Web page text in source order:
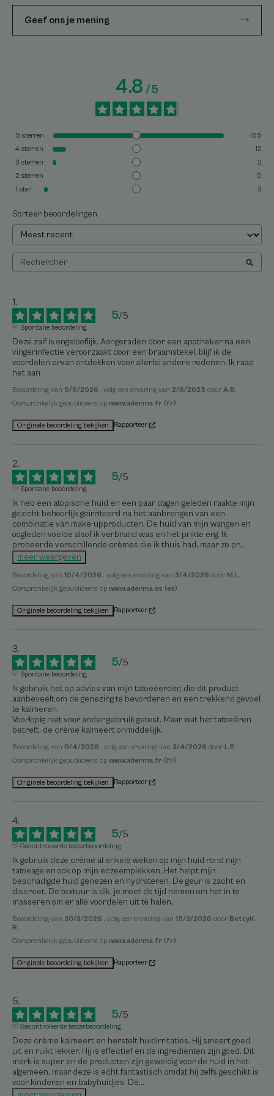
Geef ons je mening
4.8/5
5 sterren
165
4 sterren
12
3 sterren
2
2 sterren
0
1 ster 3
Sorteer beoordelingen
5/5
Spontane beoordeling
Deze zalf is ongelooflijk. Aangeraden door een apotheker na een
vingerinfectie veroorzaakt door een braamstekel, blijf ik de
voordelen ervan ontdekken voor allerlei andere redenen. Ik raad
het aan
Beoordeling van 9/6/2026 , volg een ervaring van 2/6/2025 door A.B.
Oorspronkelijk gepubliceerd op www.aderma.fr (fr)
Originele beoordeling bekijken Rapporteer
5/5
Spontane beoordeling
Ik heb een atopische huid en een paar dagen geleden raakte mijn
gezicht behoorlijk geïrriteerd na het aanbrengen van een
combinatie van make-upproducten. De huid van mijn wangen en
oogleden voelde alsof ik verbrand was en het prikte erg. Ik
probeerde verschillende crèmes die ik thuis had, maar ze pr...
meer weergeven
Beoordeling van 10/4/2026 , volg een ervaring van 3/4/2026 door M.L.
Oorspronkelijk gepubliceerd op www.aderma.es (es)
Originele beoordeling bekijken Rapporteer
5/5
Spontane beoordeling
Ik gebruik het op advies van mijn tatoeëerder, die dit product
aanbeveelt om de genezing te bevorderen en een trekkend gevoel
te kalmeren.
Voorlopig niet voor ander gebruik getest. Maar wat het tatoeëren
betreft, de crème kalmeert onmiddellijk.
Beoordeling van 9/4/2026 , volg een ervaring van 3/4/2026 door L.E.
Oorspronkelijk gepubliceerd op www.aderma.fr (fr)
Originele beoordeling bekijken Rapporteer
5/5
Gecontroleerde testerbeoordeling
Ik gebruik deze crème al enkele weken op mijn huid rond mijn
tatoeage en ook op mijn eczeemplekken. Het helpt mijn
beschadigde huid genezen en hydrateren. De geur is zacht en
discreet. De textuur is dik, je moet de tijd nemen om het in te
masseren om er alle voordelen uit te halen.
Beoordeling van 30/3/2026 , volg een ervaring van 15/3/2026 door BettyK
R.
Oorspronkelijk gepubliceerd op www.aderma.fr (fr)
Originele beoordeling bekijken Rapporteer
5/5
Gecontroleerde testerbeoordeling
Deze crème kalmeert en herstelt huidirritaties. Hij smeert goed
uit en ruikt lekker. Hij is effectief en de ingrediënten zijn goed. Dit
merk is super en de producten zijn geweldig voor de huid in het
algemeen, maar deze is echt fantastisch omdat hij zelfs geschikt is
voor kinderen en babyhuidjes. De...